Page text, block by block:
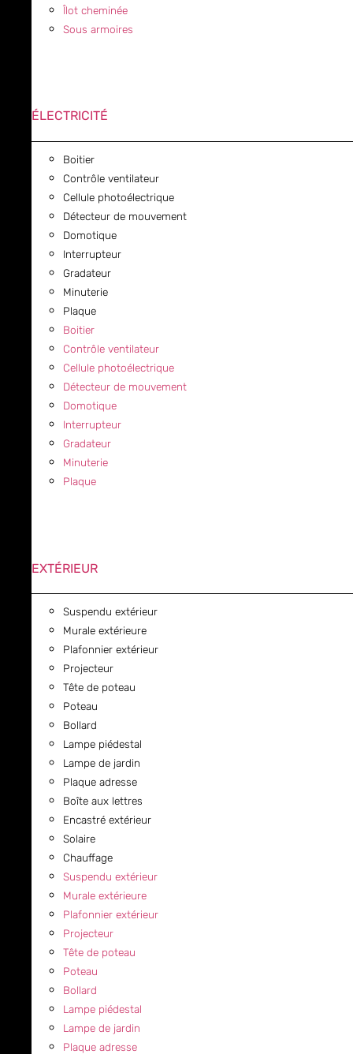
Îlot cheminée
Sous armoires
ÉLECTRICITÉ
Boitier
Contrôle ventilateur
Cellule photoélectrique
Détecteur de mouvement
Domotique
Interrupteur
Gradateur
Minuterie
Plaque
Boitier
Contrôle ventilateur
Cellule photoélectrique
Détecteur de mouvement
Domotique
Interrupteur
Gradateur
Minuterie
Plaque
EXTÉRIEUR
Suspendu extérieur
Murale extérieure
Plafonnier extérieur
Projecteur
Tête de poteau
Poteau
Bollard
Lampe piédestal
Lampe de jardin
Plaque adresse
Boîte aux lettres
Encastré extérieur
Solaire
Chauffage
Suspendu extérieur
Murale extérieure
Plafonnier extérieur
Projecteur
Tête de poteau
Poteau
Bollard
Lampe piédestal
Lampe de jardin
Plaque adresse